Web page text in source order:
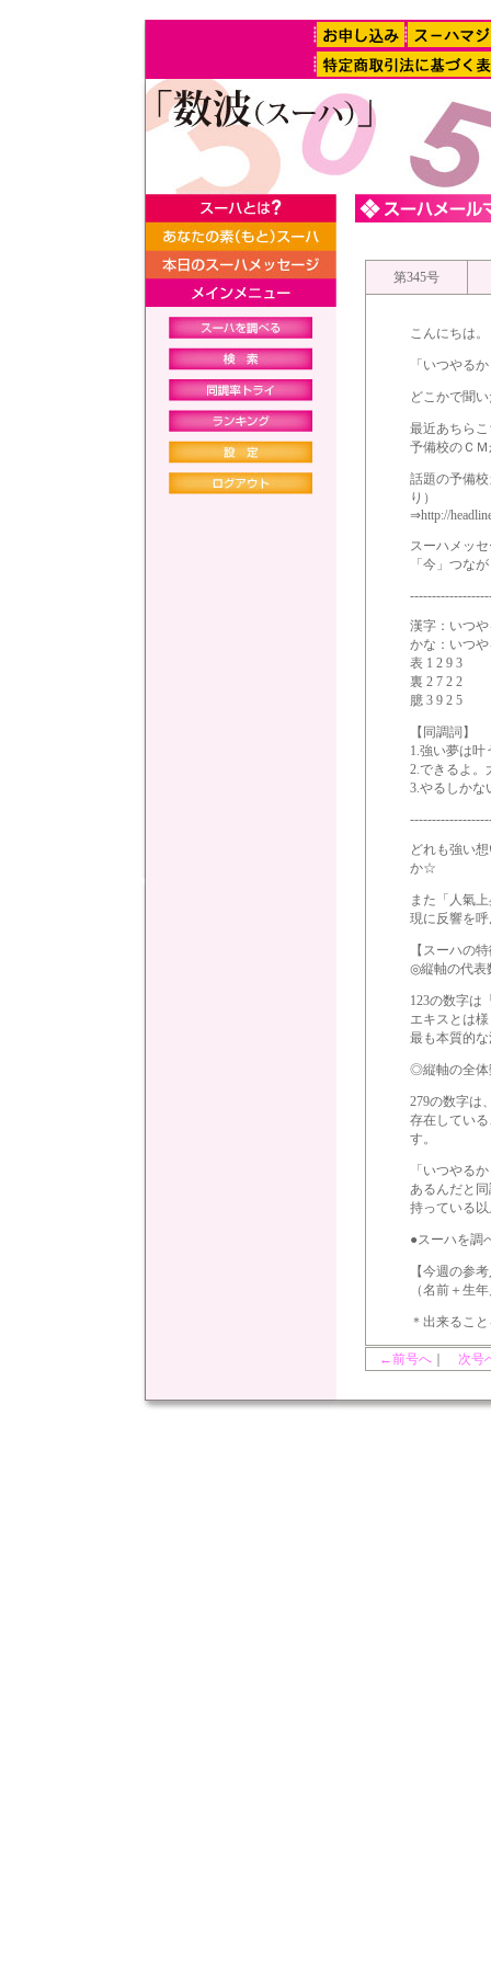
第345号
こんにちは
「いつやる
どこかで聞
最近あちら
予備校のＣ
話題の予備
り）
⇒http://
スーハメッ
「今」つな
漢字：いつ
かな：いつ
表 1 2 9 3
裏 2 7 2 2
臆 3 9 2 5
【同調詞】
1.強い夢は叶
2.できるよ。
3.やるしかな
どれも強い
か☆
また「人氣
現に反響を
【スーハの
◎縦軸の代表
123の数字は
エキスとは
最も本質的
◎縦軸の全体
279の数字は
存在してい
す。
「いつやる
あるんだと
持っている
●スーハを調
【今週の参
（名前＋生
＊出来るこ
←前号へ 次号